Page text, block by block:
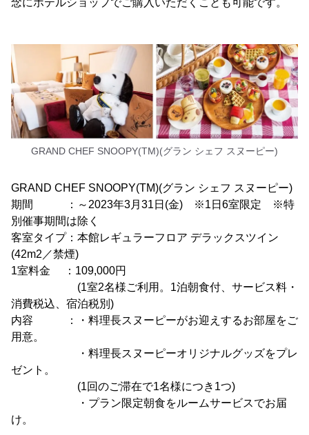
念にホテルショップでご購入いただくことも可能です。
GRAND CHEF SNOOPY(TM)(グラン シェフ スヌーピー)
GRAND CHEF SNOOPY(TM)(グラン シェフ スヌーピー)
期間 ：～2023年3月31日(金) ※1日6室限定 ※特
別催事期間は除く
客室タイプ：本館レギュラーフロア デラックスツイン
(42m2／禁煙)
1室料金 ：109,000円
(1室2名様ご利用。1泊朝食付、サービス料・
消費税込、宿泊税別)
内容 ：・料理長スヌーピーがお迎えするお部屋をご
用意。
・料理長スヌーピーオリジナルグッズをプレ
ゼント。
(1回のご滞在で1名様につき1つ)
・プラン限定朝食をルームサービスでお届
け。